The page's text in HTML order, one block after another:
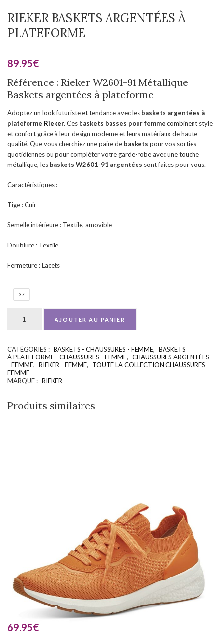
RIEKER BASKETS ARGENTÉES À
PLATEFORME
89.95€
Référence : Rieker W2601-91 Métallique
Baskets argentées à plateforme
Adoptez un look futuriste et tendance avec les baskets argentées à
plateforme Rieker.Ces baskets basses pour femme combinent style
et confort grâce à leur design moderne et leurs matériaux de haute
qualité. Que vous cherchiez une paire de baskets pour vos sorties
quotidiennes ou pour compléter votre garde-robe avec une touche
métallique, les baskets W2601-91 argentées sont faites pour vous.
Caractéristiques :
Tige : Cuir
Semelle intérieure : Textile, amovible
Doublure : Textile
Fermeture : Lacets
37
AJOUTER AU PANIER
CATÉGORIES : BASKETS - CHAUSSURES - FEMME, BASKETS
À PLATEFORME - CHAUSSURES - FEMME, CHAUSSURES ARGENTÉES
- FEMME, RIEKER - FEMME,
TOUTE LA COLLECTION CHAUSSURES -
FEMME
MARQUE : RIEKER
Produits similaires
69.95€